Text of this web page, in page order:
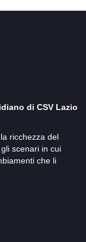
di CSV Lazio
ricchezza del
scenari in cui
che li